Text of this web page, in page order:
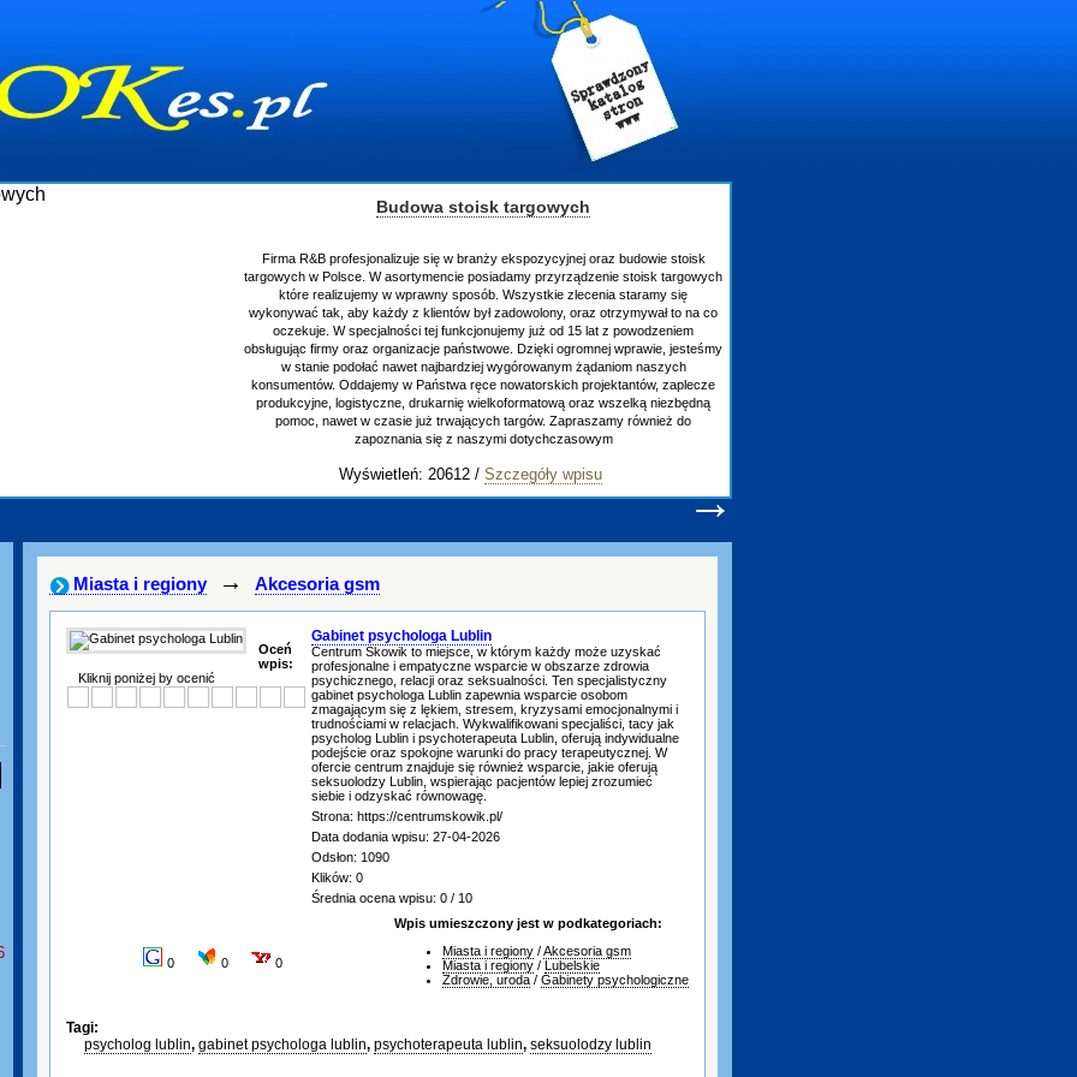
Budowa stoisk targowych
Firma R&B profesjonalizuje się w branży ekspozycyjnej oraz budowie stoisk
targowych w Polsce. W asortymencie posiadamy przyrządzenie stoisk targowych
które realizujemy w wprawny sposób. Wszystkie zlecenia staramy się
wykonywać tak, aby każdy z klientów był zadowolony, oraz otrzymywał to na co
oczekuje. W specjalności tej funkcjonujemy już od 15 lat z powodzeniem
obsługując firmy oraz organizacje państwowe. Dzięki ogromnej wprawie, jesteśmy
w stanie podołać nawet najbardziej wygórowanym żądaniom naszych
konsumentów. Oddajemy w Państwa ręce nowatorskich projektantów, zaplecze
produkcyjne, logistyczne, drukarnię wielkoformatową oraz wszelką niezbędną
pomoc, nawet w czasie już trwających targów. Zapraszamy również do
zapoznania się z naszymi dotychczasowym
Wyświetleń: 20612 / Szczegóły wpisu
→
Miasta i regiony → Akcesoria gsm
Oceń
wpis:
Kliknij poniżej by ocenić
Gabinet psychologa Lublin
Centrum Skowik to miejsce, w którym każdy może uzyskać
profesjonalne i empatyczne wsparcie w obszarze zdrowia
psychicznego, relacji oraz seksualności. Ten specjalistyczny
gabinet psychologa Lublin zapewnia wsparcie osobom
zmagającym się z lękiem, stresem, kryzysami emocjonalnymi i
trudnościami w relacjach. Wykwalifikowani specjaliści, tacy jak
psycholog Lublin i psychoterapeuta Lublin, oferują indywidualne
podejście oraz spokojne warunki do pracy terapeutycznej. W
ofercie centrum znajduje się również wsparcie, jakie oferują
seksuolodzy Lublin, wspierając pacjentów lepiej zrozumieć
siebie i odzyskać równowagę.
Strona: https://centrumskowik.pl/
Data dodania wpisu: 27-04-2026
Odsłon: 1090
Klików: 0
Średnia ocena wpisu: 0 / 10
0 0 0
Wpis umieszczony jest w podkategoriach:
Miasta i regiony /Akcesoria gsm
Miasta i regiony / Lubelskie
Zdrowie, uroda / Gabinety psychologiczne
Tagi:
psycholog lublin, gabinet psychologa lublin, psychoterapeuta lublin, seksuolodzy lublin